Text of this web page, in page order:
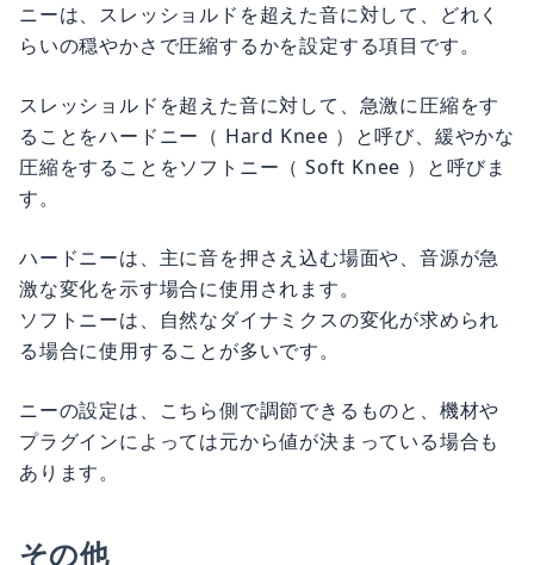
ニーは、スレッショルドを超えた音に対して、どれく
らいの穏やかさで圧縮するかを設定する項目です。
スレッショルドを超えた音に対して、急激に圧縮をす
ることをハードニー（ Hard Knee ）と呼び、緩やかな
圧縮をすることをソフトニー（ Soft Knee ）と呼びま
す。
ハードニーは、主に音を押さえ込む場面や、音源が急
激な変化を示す場合に使用されます。
ソフトニーは、自然なダイナミクスの変化が求められ
る場合に使用することが多いです。
ニーの設定は、こちら側で調節できるものと、機材や
プラグインによっては元から値が決まっている場合も
あります。
その他